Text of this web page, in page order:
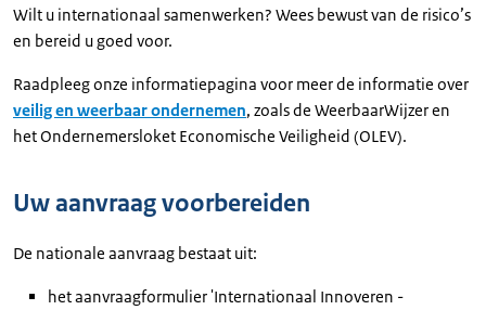
Wilt u internationaal samenwerken? Wees bewust van de risico’s
en bereid u goed voor.
Raadpleeg onze informatiepagina voor meer de informatie over
veilig en weerbaar ondernemen, zoals de WeerbaarWijzer en
het Ondernemersloket Economische Veiligheid (OLEV).
Uw aanvraag voorbereiden
De nationale aanvraag bestaat uit:
het aanvraagformulier 'Internationaal Innoveren -